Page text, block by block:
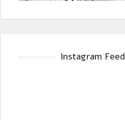
Instagram Feed